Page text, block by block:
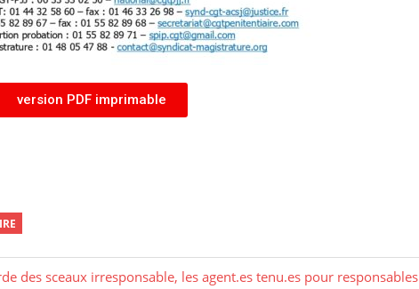
version PDF imprimable
des sceaux irresponsable, les agent.es tenu.es pour responsables